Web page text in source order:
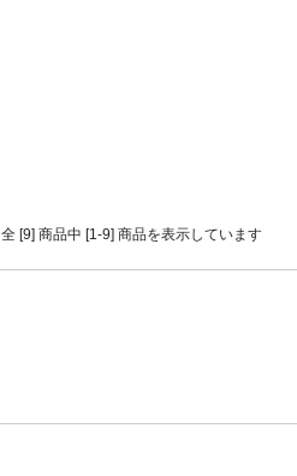
全 [9] 商品中 [1-9] 商品を表示しています